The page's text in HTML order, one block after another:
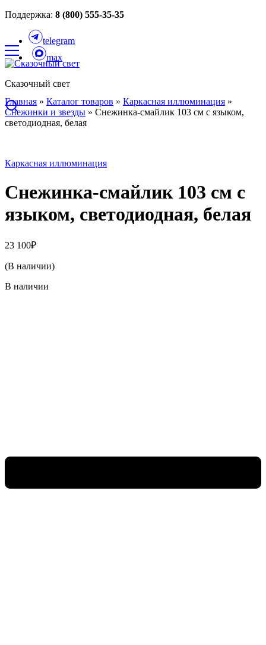
Поддержка: 8 (800) 555-35-35
telegram
max
Сказочный свет
Главная » Каталог товаров » Каркасная иллюминация »
Снежинки и звезды » Снежинка-смайлик 103 см с языком,
светодиодная, белая
Каркасная иллюминация
Снежинка-смайлик 103 см с
языком, светодиодная, белая
23 100₽
(В наличии)
В наличии